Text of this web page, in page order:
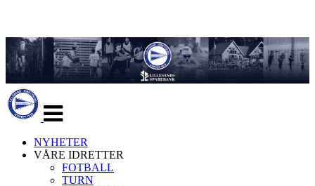
navigasjon
NYHETER
VÅRE IDRETTER
FOTBALL
TURN